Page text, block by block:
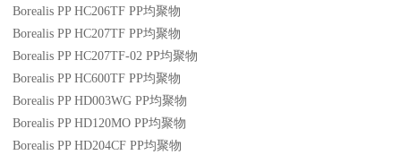
Borealis PP HC206TF PP均聚物
Borealis PP HC207TF PP均聚物
Borealis PP HC207TF-02 PP均聚物
Borealis PP HC600TF PP均聚物
Borealis PP HD003WG PP均聚物
Borealis PP HD120MO PP均聚物
Borealis PP HD204CF PP均聚物